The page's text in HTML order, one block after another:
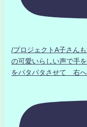
/プロジェクトA子さ
の可愛いらしい声で手
をパタパタさせて 右へ